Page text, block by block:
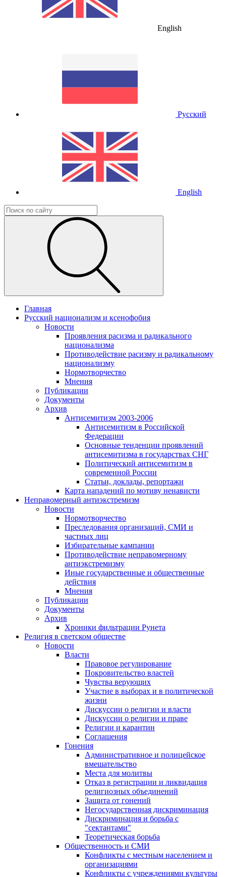
English
Русский
English
Главная
Русский национализм и ксенофобия
Новости
Проявления расизма и радикального
национализма
Противодействие расизму и радикальному
национализму
Нормотворчество
Мнения
Публикации
Документы
Архив
Антисемитизм 2003-2006
Антисемитизм в Российской
Федерации
Основные тенденции проявлений
антисемитизма в государствах СНГ
Политический антисемитизм в
современной России
Статьи, доклады, репортажи
Карта нападений по мотиву ненависти
Неправомерный антиэкстремизм
Новости
Нормотворчество
Преследования организаций, СМИ и
частных лиц
Избирательные кампании
Противодействие неправомерному
антиэкстремизму
Иные государственные и общественные
действия
Мнения
Публикации
Документы
Архив
Хроники фильтрации Рунета
Религия в светском обществе
Новости
Власти
Правовое регулирование
Покровительство властей
Чувства верующих
Участие в выборах и в политической
жизни
Дискуссии о религии и власти
Дискуссии о религии и праве
Религии и карантин
Соглашения
Гонения
Административное и полицейское
вмешательство
Места для молитвы
Отказ в регистрации и ликвидация
религиозных объединений
Защита от гонений
Негосударственная дискриминация
Дискриминация и борьба с
"сектантами"
Теоретическая борьба
Общественность и СМИ
Конфликты с местным населением и
организациями
Конфликты с учреждениями культуры